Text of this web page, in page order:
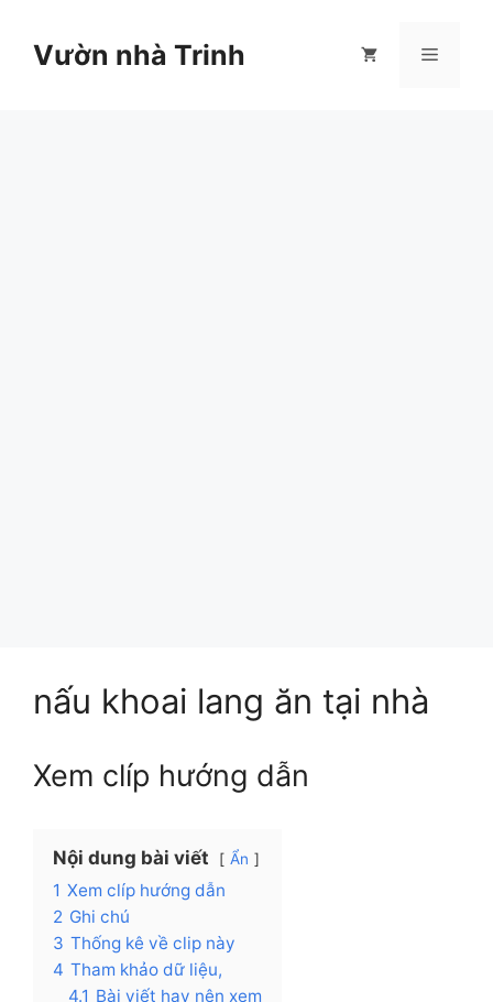
Vườn nhà Trinh Menu
nấu khoai lang ăn tại nhà
Xem clíp hướng dẫn
Nội dung bài viết Ẩn
1 Xem clíp hướng dẫn
2 Ghi chú
3 Thống kê về clip này
4 Tham khảo dữ liệu,
4.1 Bài viết hay nên xem